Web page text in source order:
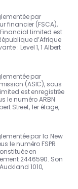
par
financier (FSCA),
Limited est
d’Afrique
: Level 1, 1 Albert
par
(ASIC), sous
est enregistrée
le numéro ARBN
Street, 1er étage,
par la New
le numéro FSPR
en
2446590. Son
1010,